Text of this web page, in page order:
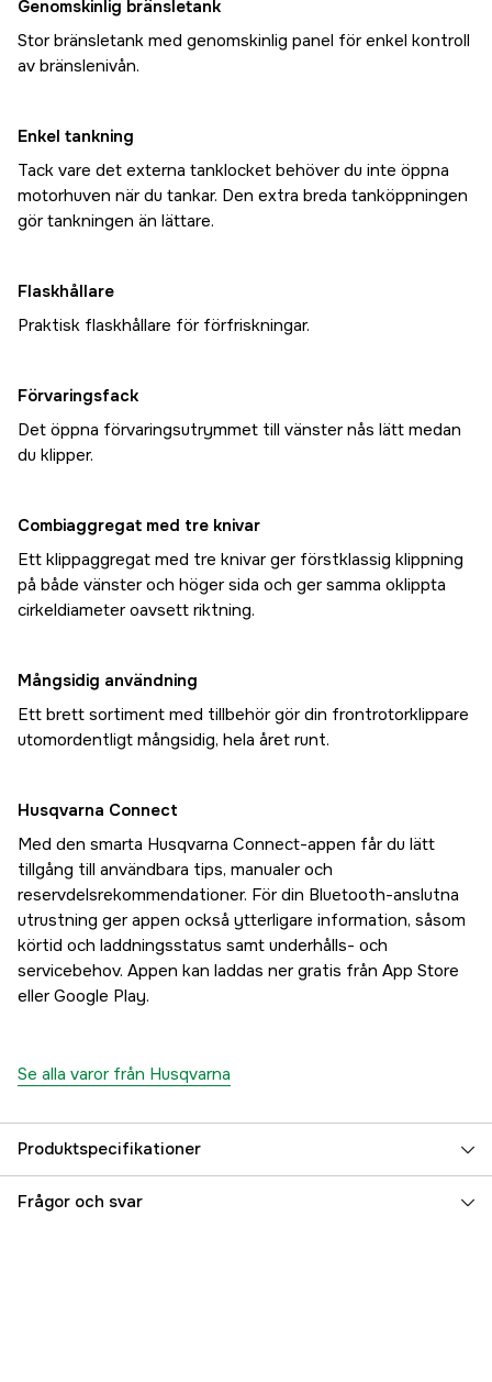
Genomskinlig bränsletank
Stor bränsletank med genomskinlig panel för enkel kontroll
av bränslenivån.
Enkel tankning
Tack vare det externa tanklocket behöver du inte öppna
motorhuven när du tankar. Den extra breda tanköppningen
gör tankningen än lättare.
Flaskhållare
Praktisk flaskhållare för förfriskningar.
Förvaringsfack
Det öppna förvaringsutrymmet till vänster nås lätt medan
du klipper.
Combiaggregat med tre knivar
Ett klippaggregat med tre knivar ger förstklassig klippning
på både vänster och höger sida och ger samma oklippta
cirkeldiameter oavsett riktning.
Mångsidig användning
Ett brett sortiment med tillbehör gör din frontrotorklippare
utomordentligt mångsidig, hela året runt.
Husqvarna Connect
Med den smarta Husqvarna Connect-appen får du lätt
tillgång till användbara tips, manualer och
reservdelsrekommendationer. För din Bluetooth-anslutna
utrustning ger appen också ytterligare information, såsom
körtid och laddningsstatus samt underhålls- och
servicebehov. Appen kan laddas ner gratis från App Store
eller Google Play.
Se alla varor från Husqvarna
Produktspecifikationer
Drivkälla Bensin 4-takt
Frågor och svar